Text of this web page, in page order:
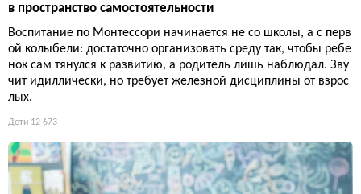
в пространство самостоятельности
Воспитание по Монтессори начинается не со школы, а с перв
ой колыбели: достаточно организовать среду так, чтобы ребе
нок сам тянулся к развитию, а родитель лишь наблюдал. Зву
чит идиллически, но требует железной дисциплины от взрос
лых.
Дети 12 673